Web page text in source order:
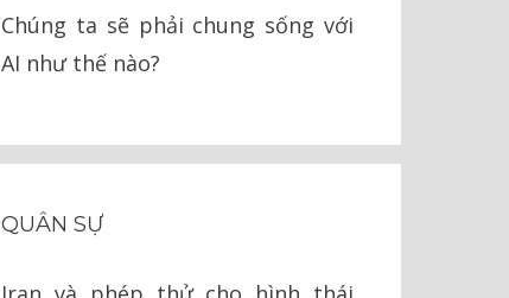
Chúng ta sẽ phải chung sống với
AI như thế nào?
QUÂN SỰ